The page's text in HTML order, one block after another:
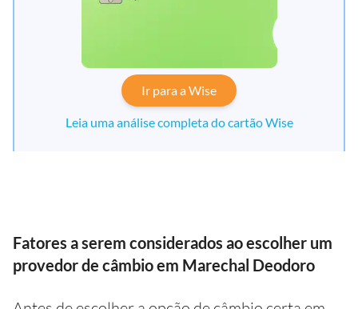
Ir para a Wise
Leia uma análise completa do cartão Wise
Fatores a serem considerados ao escolher um
provedor de câmbio em Marechal Deodoro